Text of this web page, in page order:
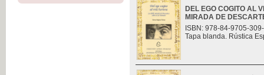
DEL EGO COGITO AL
MIRADA DE
ISBN: 978-84-9705-
Tapa blanda. Rústica